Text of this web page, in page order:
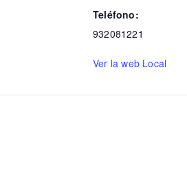
Teléfono:
932081221
Ver la web Local